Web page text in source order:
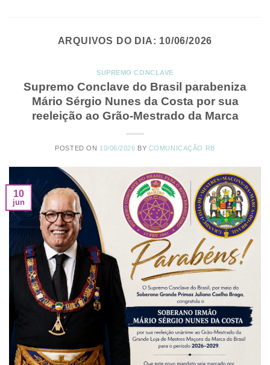
ARQUIVOS DO DIA: 10/06/2026
SUPREMO CONCLAVE
Supremo Conclave do Brasil parabeniza
Mário Sérgio Nunes da Costa por sua
reeleição ao Grão-Mestrado da Marca
POSTED ON 10/06/2026 BY COMUNICAÇÃO RB
10
jun